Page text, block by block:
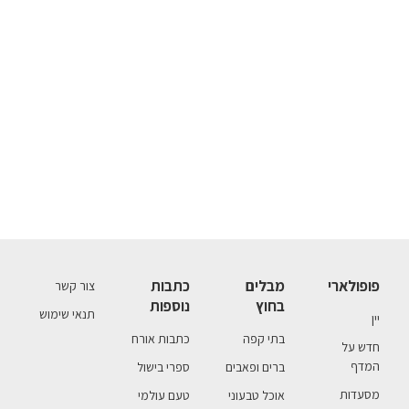
פופולארי
יין
חדש על
המדף
מסעדות
מבלים
בחוץ
בתי קפה
ברים ופאבים
אוכל טבעוני
כתבות
נוספות
כתבות אורח
ספרי בישול
טעם עולמי
צור קשר
תנאי שימוש